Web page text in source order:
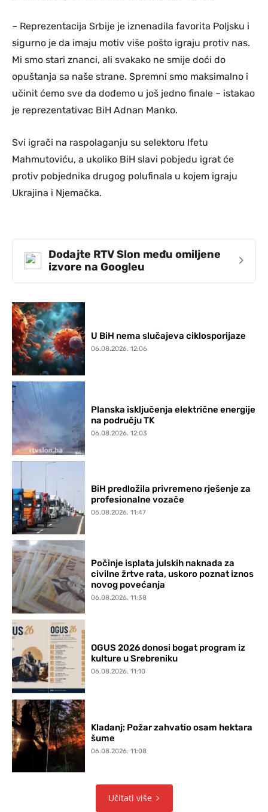
– Reprezentacija Srbije je iznenadila favorita Poljsku i
sigurno je da imaju motiv više pošto igraju protiv nas.
Mi smo stari znanci, ali svakako ne smije doći do
opuštanja sa naše strane. Spremni smo maksimalno i
učinit ćemo sve da dođemo u još jedno finale – istakao
je reprezentativac BiH Adnan Manko.
Svi igrači na raspolaganju su selektoru Ifetu
Mahmutoviću, a ukoliko BiH slavi pobjedu igrat će
protiv pobjednika drugog polufinala u kojem igraju
Ukrajina i Njemačka.
Dodajte RTV Slon među omiljene
izvore na Googleu
›
U BiH nema slučajeva ciklosporijaze
06.08.2026. 12:06
Planska isključenja električne energije
na području TK
06.08.2026. 12:03
BiH predložila privremeno rješenje za
profesionalne vozače
06.08.2026. 11:47
Počinje isplata julskih naknada za
civilne žrtve rata, uskoro poznat iznos
novog povećanja
06.08.2026. 11:38
OGUS 2026 donosi bogat program iz
kulture u Srebreniku
06.08.2026. 11:10
Kladanj: Požar zahvatio osam hektara
šume
06.08.2026. 11:08
Učitati više